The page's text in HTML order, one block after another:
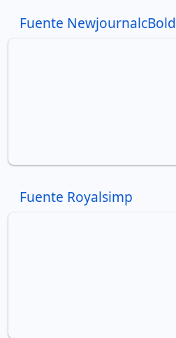
Fuente NewjournalcBold
Fuente Royalsimp